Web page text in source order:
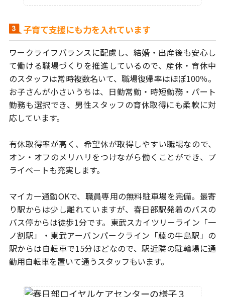
子育て支援にも力を入れています
ワークライフバランスに配慮し、結婚・出産後も安心し
て働ける職場づくりを推進しているので、産休・育休中
のスタッフは常時複数名いて、職場復帰率はほぼ100％。
お子さんが小さいうちは、日勤常勤・時短勤務・パート
勤務も選択でき、男性スタッフの育休取得にも柔軟に対
応しています。
有休取得率が高く、希望休が取得しやすい職場なので、
オン・オフのメリハリをつけながら働くことができ、プ
ライベートも充実します。
マイカー通勤OKで、職員専用の無料駐車場を完備。最寄
り駅からは少し離れて いますが、春日部駅発着のバスの
バス停からは徒歩1分です。 東武スカイツリーライン「一
ノ割駅」・東武アーバンパークライン「藤の牛島駅」 の
駅からは自転車で15分ほどなので、 駅近隣の駐輪場に通
勤用自転車を置いて通うスタッフもいます。